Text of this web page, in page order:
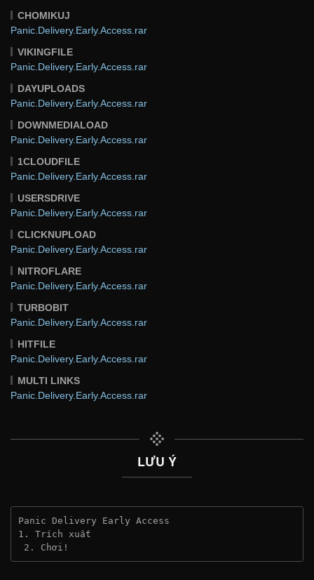
CHOMIKUJ
Panic.Delivery.Early.Access.rar
VIKINGFILE
Panic.Delivery.Early.Access.rar
DAYUPLOADS
Panic.Delivery.Early.Access.rar
DOWNMEDIALOAD
Panic.Delivery.Early.Access.rar
1CLOUDFILE
Panic.Delivery.Early.Access.rar
USERSDRIVE
Panic.Delivery.Early.Access.rar
CLICKNUPLOAD
Panic.Delivery.Early.Access.rar
NITROFLARE
Panic.Delivery.Early.Access.rar
TURBOBIT
Panic.Delivery.Early.Access.rar
HITFILE
Panic.Delivery.Early.Access.rar
MULTI LINKS
Panic.Delivery.Early.Access.rar
LƯU Ý
Panic Delivery Early Access
1. Trích xuất
2. Chơi!